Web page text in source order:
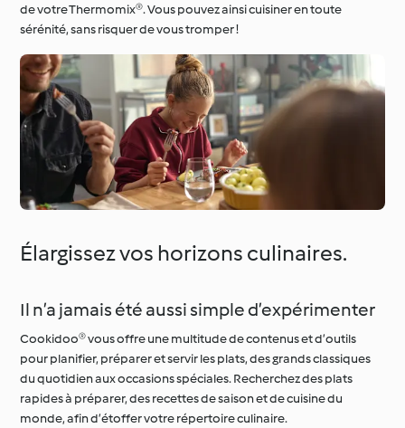
de votre Thermomix®. Vous pouvez ainsi cuisiner en toute
sérénité, sans risquer de vous tromper !
Élargissez vos horizons culinaires.
Il n’a jamais été aussi simple d’expérimenter
Cookidoo® vous offre une multitude de contenus et d’outils
pour planifier, préparer et servir les plats, des grands classiques
du quotidien aux occasions spéciales. Recherchez des plats
rapides à préparer, des recettes de saison et de cuisine du
monde, afin d’étoffer votre répertoire culinaire.